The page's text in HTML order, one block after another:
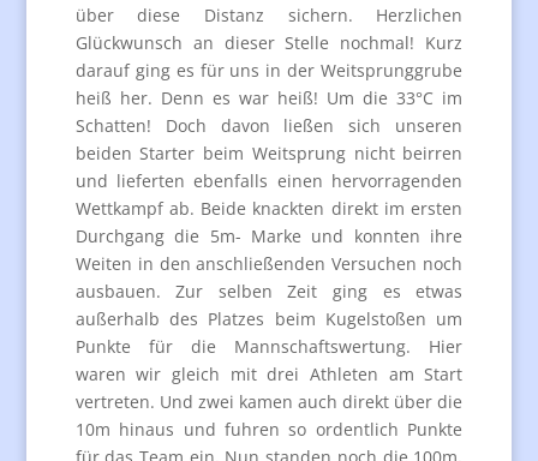
über diese Distanz sichern. Herzlichen
Glückwunsch an dieser Stelle nochmal! Kurz
darauf ging es für uns in der Weitsprunggrube
heiß her. Denn es war heiß! Um die 33°C im
Schatten! Doch davon ließen sich unseren
beiden Starter beim Weitsprung nicht beirren
und lieferten ebenfalls einen hervorragenden
Wettkampf ab. Beide knackten direkt im ersten
Durchgang die 5m- Marke und konnten ihre
Weiten in den anschließenden Versuchen noch
ausbauen. Zur selben Zeit ging es etwas
außerhalb des Platzes beim Kugelstoßen um
Punkte für die Mannschaftswertung. Hier
waren wir gleich mit drei Athleten am Start
vertreten. Und zwei kamen auch direkt über die
10m hinaus und fuhren so ordentlich Punkte